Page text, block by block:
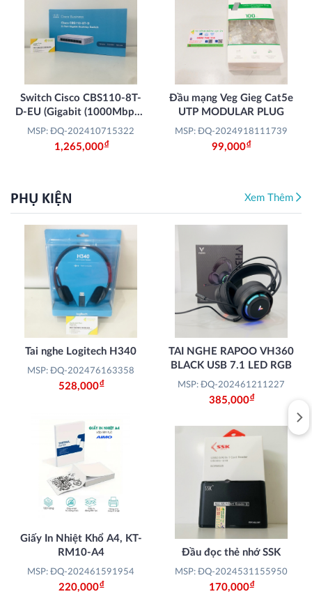
Switch Cisco CBS110-8T-
D-EU (Gigabit (1000Mbps)/
8 Cổng)
MSP: ĐQ-202410715322
1,265,000Đ
Đầu mạng Veg Gieg Cat5e
UTP MODULAR PLUG
MSP: ĐQ-2024918111739
99,000Đ
PHỤ KIỆN Xem Thêm
Tai nghe Logitech H340
MSP: ĐQ-202476163358
528,000Đ
Giấy In Nhiệt Khổ A4, KT-
RM10-A4
MSP: ĐQ-202461591954
220,000Đ
TAI NGHE RAPOO VH360
BLACK USB 7.1 LED RGB
MSP: ĐQ-202461211227
385,000Đ
Đầu đọc thẻ nhớ SSK
MSP: ĐQ-2024531155950
170,000Đ